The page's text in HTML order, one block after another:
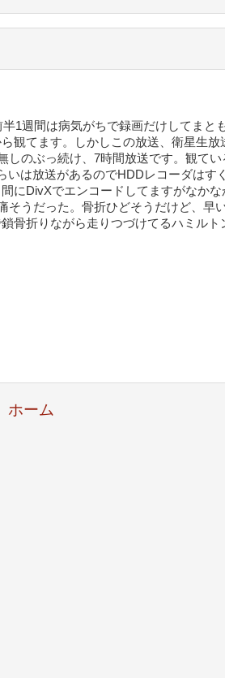
1週間は病気がちで録画だけしてまと
観てます。しかしこの放送、衛星生放
しのぶっ続け、7時間放送です。観てい
いは放送があるのでHDDレコーダはす
にDivXでエンコードしてますがなかな
そうだった。骨折ひどそうだけど、早
骨折りながら走りつづけてるハミルト
ホーム